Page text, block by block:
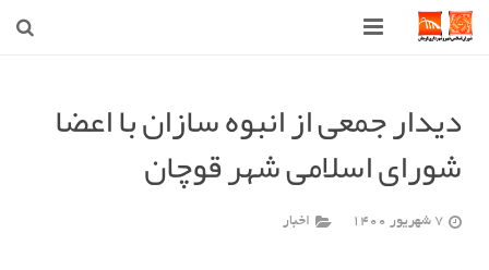
شهرداری
شورای اسلامی شهر قوچان
اخبار روز
دیدار جمعی از انبوه سازان با اعضا
شورای اسلامی شهر قوچان
7 شهریور 1400 اخبار